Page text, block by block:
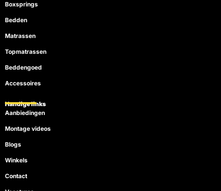
Boxsprings
Bedden
Matrassen
Topmatrassen
Beddengoed
Accessoires
Handige links
Aanbiedingen
Montage videos
Blogs
Winkels
Contact